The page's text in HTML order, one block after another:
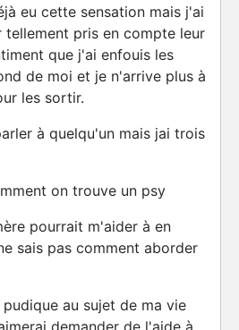
eu cette sensation mais j'ai
tellement pris en compte leur
que j'ai enfouis les
de moi et je n'arrive plus à
les sortir.
à quelqu'un mais jai trois
on trouve un psy
pourrait m'aider à en
sais pas comment aborder
au sujet de ma vie
demander de l'aide à